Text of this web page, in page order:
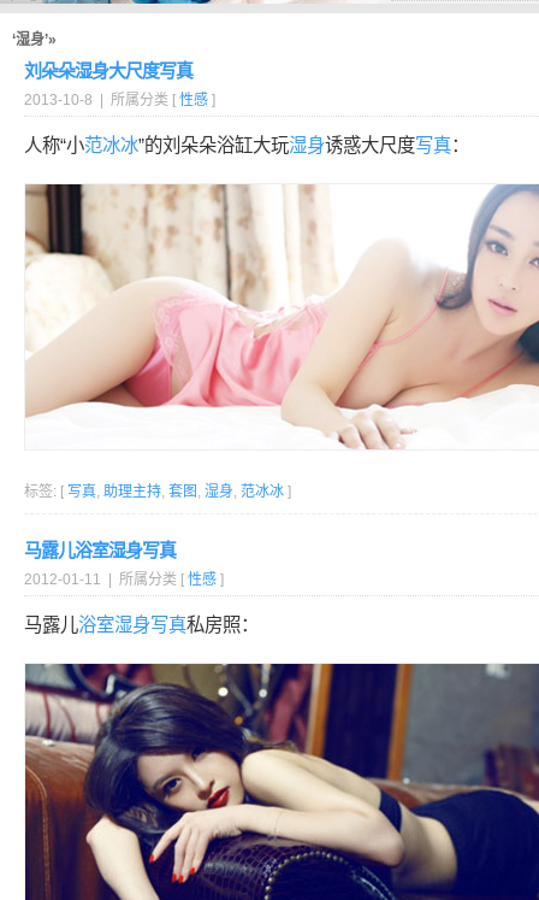
‘湿身’»
刘朵朵湿身大尺度写真
2013-10-8 | 所属分类 [ 性感 ]
人称“小范冰冰”的刘朵朵浴缸大玩湿身诱惑大尺度写真：
标签: [ 写真, 助理主持, 套图 , 湿身, 范冰冰 ]
马露儿浴室湿身写真
2012-01-11 | 所属分类 [ 性感 ]
马露儿浴室湿身写真私房照：